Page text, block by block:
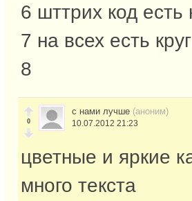
6 шттрих код
7 на всех есть
8
0
с нами лучше (аноним)
10.07.2012 21:23
цветные и яркие
много текста